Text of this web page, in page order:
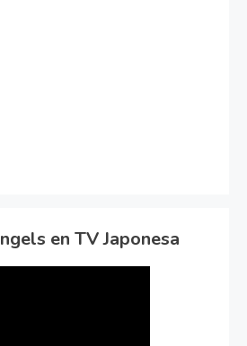
en TV Japonesa